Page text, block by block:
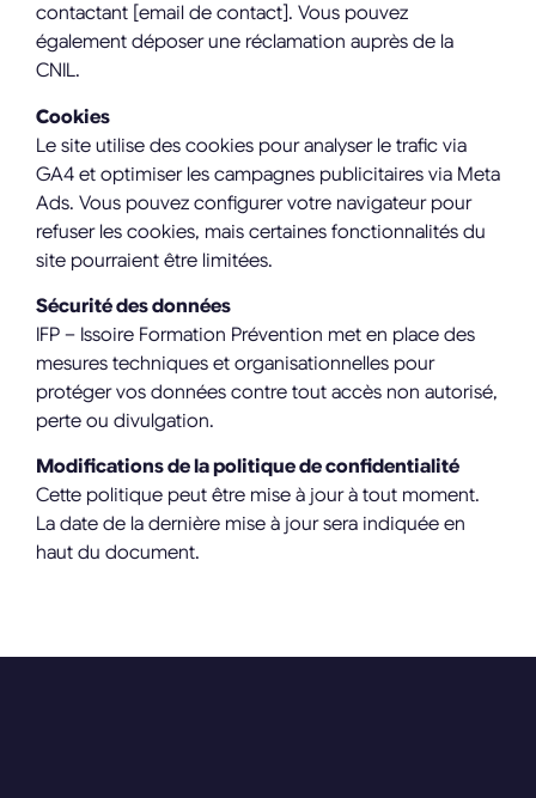
contactant [email de contact]. Vous pouvez
également déposer une réclamation auprès de la
CNIL.
Cookies
Le site utilise des cookies pour analyser le trafic via
GA4 et optimiser les campagnes publicitaires via Meta
Ads. Vous pouvez configurer votre navigateur pour
refuser les cookies, mais certaines fonctionnalités du
site pourraient être limitées.
Sécurité des données
IFP – Issoire Formation Prévention met en place des
mesures techniques et organisationnelles pour
protéger vos données contre tout accès non autorisé,
perte ou divulgation.
Modifications de la politique de confidentialité
Cette politique peut être mise à jour à tout moment.
La date de la dernière mise à jour sera indiquée en
haut du document.